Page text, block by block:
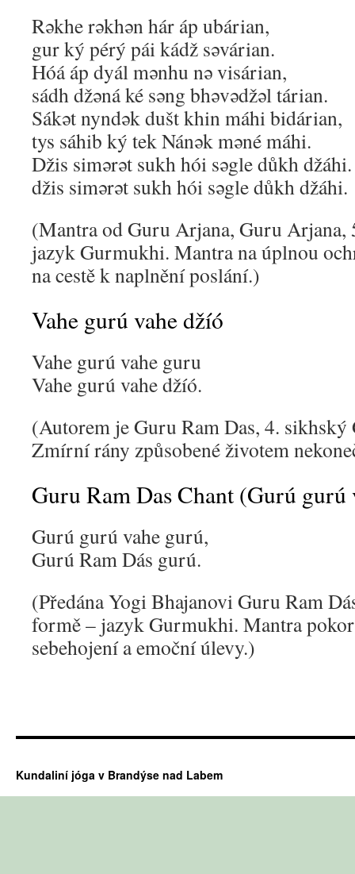
Rəkhe rəkhən hár áp ubárian,
gur ký pérý pái kádž səvárian.
Hóá áp dyál mənhu nə visárian,
sádh džəná ké səng bhəvədžəl tárian.
Sákət nyndək dušt khin máhi bidárian,
tys sáhib ký tek Nánək məné máhi.
Džis simərət sukh hói səgle důkh džáhi.
džis simərət sukh hói səgle důkh džáhi.
(Mantra od Guru Arjana, Guru Arjana,
jazyk Gurmukhi. Mantra na úplnou
na cestě k naplnění poslání.)
Vahe gurú vahe džíó
Vahe gurú vahe guru
Vahe gurú vahe džíó.
(Autorem je Guru Ram Das, 4.
Zmírní rány způsobené životem
Guru Ram Das Chant (Gurú gurú
Gurú gurú vahe gurú,
Gurú Ram Dás gurú.
(Předána Yogi Bhajanovi Guru Ram
formě – jazyk Gurmukhi. Mantra
sebehojení a emoční úlevy.)
Kundaliní jóga v Brandýse nad Labem